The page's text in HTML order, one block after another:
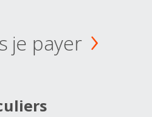
je payer